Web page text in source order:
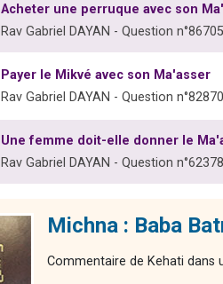
Acheter une perruque avec son
Rav Gabriel DAYAN - Question n°86705
Payer le Mikvé avec son Ma'asser
Rav Gabriel DAYAN - Question n°82870
Une femme doit-elle donner le
Rav Gabriel DAYAN - Question n°62378
Michna : Baba
Commentaire de Kehati dans